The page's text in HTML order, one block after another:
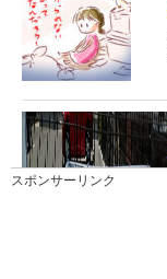
スポンサーリンク